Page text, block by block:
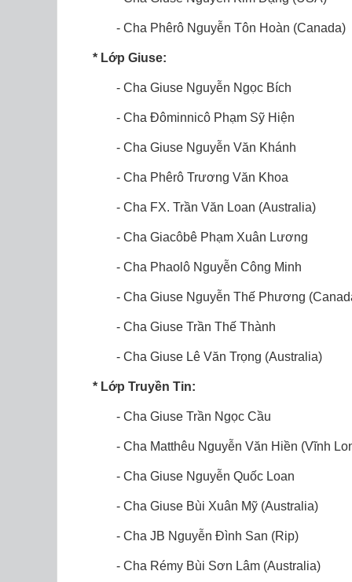
- Cha Phêrô Nguyễn Tôn Hoàn (Canada)
* Lớp Giuse:
- Cha Giuse Nguyễn Ngọc Bích
- Cha Đôminnicô Phạm Sỹ Hiện
- Cha Giuse Nguyễn Văn Khánh
- Cha Phêrô Trương Văn Khoa
- Cha FX. Trần Văn Loan (Australia)
- Cha Giacôbê Phạm Xuân Lương
- Cha Phaolô Nguyễn Công Minh
- Cha Giuse Nguyễn Thế Phương
- Cha Giuse Trần Thế Thành
- Cha Giuse Lê Văn Trọng (Australia)
* Lớp Truyền Tin:
- Cha Giuse Trần Ngọc Cầu
- Cha Matthêu Nguyễn Văn Hiền (Vĩnh
- Cha Giuse Nguyễn Quốc Loan
- Cha Giuse Bùi Xuân Mỹ (Australia)
- Cha JB Nguyễn Đình San (Rip)
- Cha Rémy Bùi Sơn Lâm (Australia)